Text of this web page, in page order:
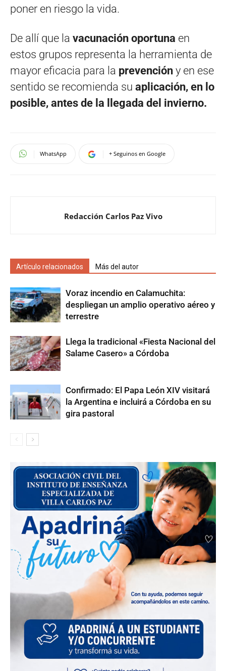
poner en riesgo la vida.
De allí que la vacunación oportuna en
estos grupos representa la herramienta de
mayor eficacia para la prevención y en ese
sentido se recomienda su aplicación, en lo
posible, antes de la llegada del invierno.
WhatsApp + Seguinos en Google
Redacción Carlos Paz Vivo
Artículo relacionados Más del autor
Voraz incendio en Calamuchita:
despliegan un amplio operativo aéreo y
terrestre
Llega la tradicional «Fiesta Nacional del
Salame Casero» a Córdoba
Confirmado: El Papa León XIV visitará
la Argentina e incluirá a Córdoba en su
gira pastoral